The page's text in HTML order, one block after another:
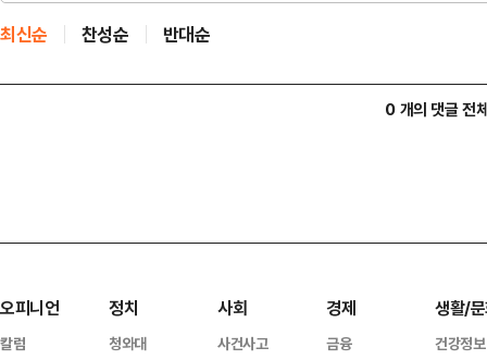
최신순 찬성순 반대순
0 개의 댓글 전
오피니언
칼럼
정치
청와대
사회
사건사고
경제
금융
생활/
건강정보